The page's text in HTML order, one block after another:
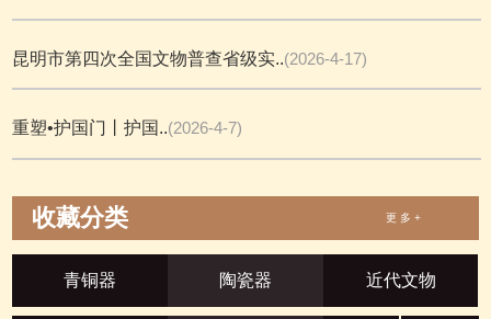
昆明市第四次全国文物普查省级实..(2026-4-17)
重塑•护国门丨护国..(2026-4-7)
收藏分类 更 多 +
青铜器 陶瓷器 近代文物